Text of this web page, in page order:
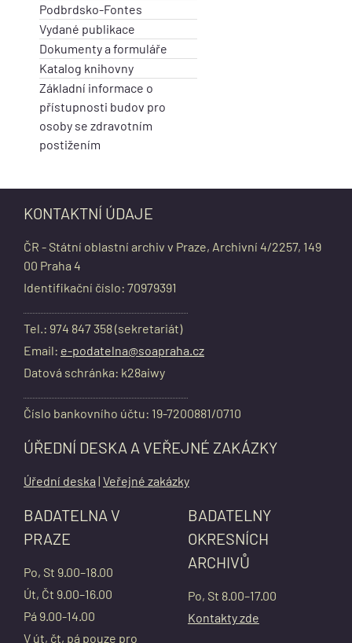
Podbrdsko-Fontes
Vydané publikace
Dokumenty a formuláře
Katalog knihovny
Základní informace o
přístupnosti budov pro
osoby se zdravotním
postižením
KONTAKTNÍ ÚDAJE
ČR - Státní oblastní archiv v Praze, Archivní 4/2257, 149
00 Praha 4
Identifikační číslo: 70979391
Tel.: 974 847 358 (sekretariát)
Email: e-podatelna@soapraha.cz
Datová schránka: k28aiwy
Číslo bankovního účtu: 19-7200881/0710
ÚŘEDNÍ DESKA A VEŘEJNÉ ZAKÁZKY
Úřední deska | Veřejné zakázky
BADATELNA V
PRAZE
Po, St 9.00–18.00
Út, Čt 9.00–16.00
Pá 9.00-14.00
V út, čt, pá pouze pro
BADATELNY
OKRESNÍCH
ARCHIVŮ
Po, St 8.00–17.00
Kontakty zde